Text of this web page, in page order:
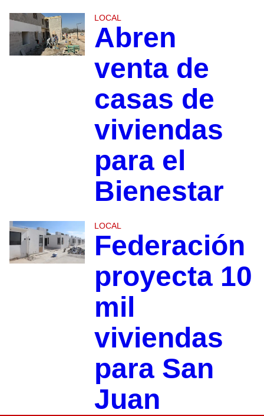
LOCAL
Abren
venta de
casas de
viviendas
para el
Bienestar
LOCAL
Federación
proyecta 10
mil
viviendas
para San
Juan